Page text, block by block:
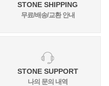
STONE SHIPPING
무료/배송/교환 안내
STONE SUPPORT
나의 문의 내역